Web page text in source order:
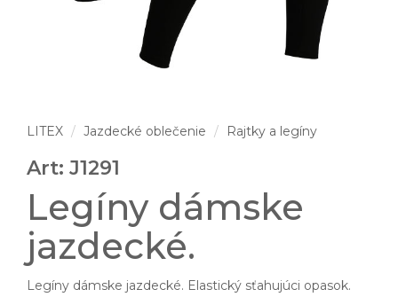
LITEX Jazdecké oblečenie Rajtky a legíny
Art: J1291
Legíny dámske
jazdecké.
Legíny dámske jazdecké. Elastický sťahujúci opasok.